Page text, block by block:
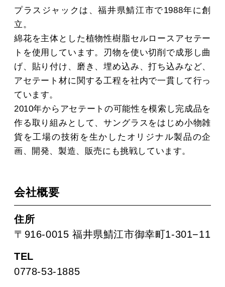
プラスジャックは、福井県鯖江市で1988年に創
立。
綿花を主体とした植物性樹脂セルロースアセテー
トを使用しています。刃物を使い切削で成形し曲
げ、貼り付け、磨き、埋め込み、打ち込みなど、
アセテート材に関する工程を社内で一貫して行っ
ています。
2010年からアセテートの可能性を模索し完成品を
作る取り組みとして、サングラスをはじめ小物雑
貨を工場の技術を生かしたオリジナル製品の企
画、開発、製造、販売にも挑戦しています。
会社概要
住所
〒916-0015 福井県鯖江市御幸町1-301−11
TEL
0778-53-1885